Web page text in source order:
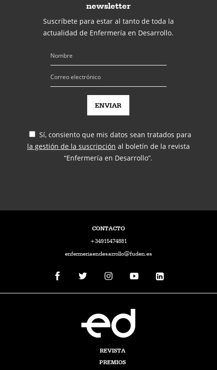
newsletter
Suscríbete para estar al tanto de toda la
actualidad de Enfermería en Desarrollo.
Sí, consiento que mis datos sean tratados para
la gestión de la suscripción al boletín de la revista
“Enfermería en Desarrollo”.
CONTACTO
+34915474881
enfermeriaendesarrollo@fuden.es
REVISTA
PREMIOS